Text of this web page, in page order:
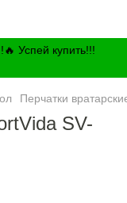
Успей купить!!!
Перчатки
SV-